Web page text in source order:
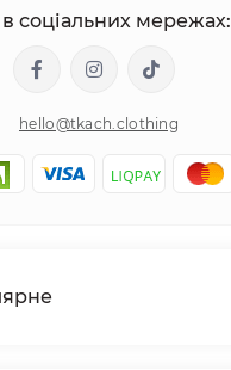
соціальних мережах:
hello@tkach.clothing